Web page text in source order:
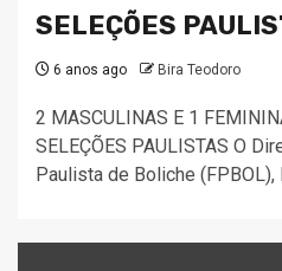
SELEÇÕES
6 anos ago Bira Teodoro
2 MASCULINAS E 1
SELEÇÕES PAULISTAS O
Paulista de Boliche (FPBOL),